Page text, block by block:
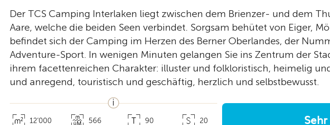
Der TCS Camping Interlaken liegt zwischen dem Brienzer- und dem
Aare, welche die beiden Seen verbindet. Sorgsam behütet von Eiger,
befindet sich der Camping im Herzen des Berner Oberlandes, der
Adventure-Sport. In wenigen Minuten gelangen Sie ins Zentrum der
ihrem facettenreichen Charakter: illuster und folkloristisch, heimelig
und anregend, touristisch und geschäftig, herzlich und selbstbewusst.
12’000 566 90 20